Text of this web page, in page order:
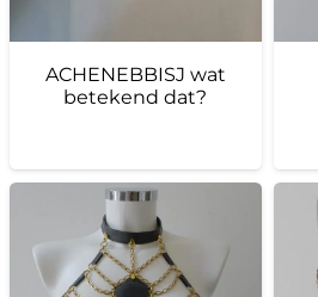
ACHENEBBISJ wat
betekend dat?